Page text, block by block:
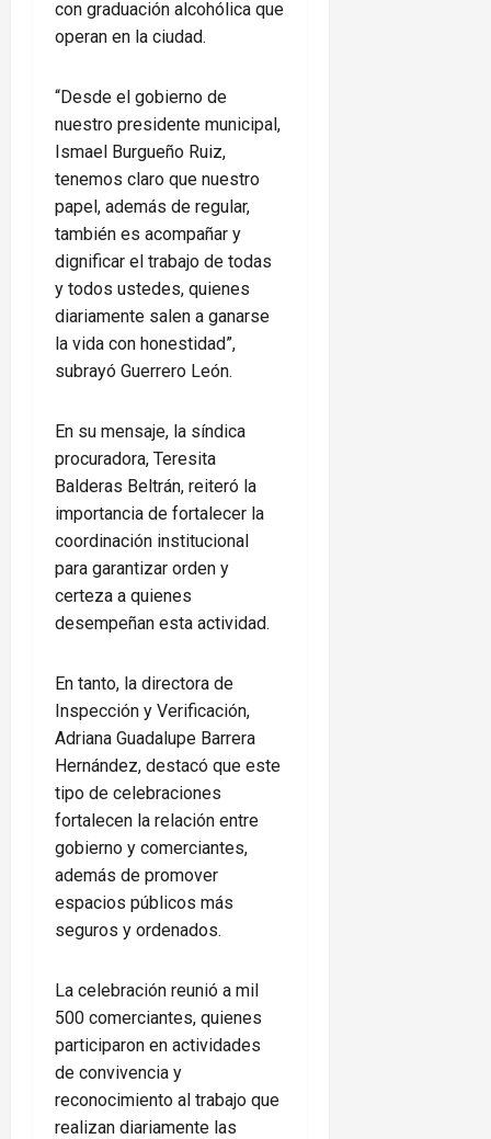
con graduación alcohólica que
operan en la ciudad.
“Desde el gobierno de
nuestro presidente municipal,
Ismael Burgueño Ruiz,
tenemos claro que nuestro
papel, además de regular,
también es acompañar y
dignificar el trabajo de todas
y todos ustedes, quienes
diariamente salen a ganarse
la vida con honestidad”,
subrayó Guerrero León.
En su mensaje, la síndica
procuradora, Teresita
Balderas Beltrán, reiteró la
importancia de fortalecer la
coordinación institucional
para garantizar orden y
certeza a quienes
desempeñan esta actividad.
En tanto, la directora de
Inspección y Verificación,
Adriana Guadalupe Barrera
Hernández, destacó que este
tipo de celebraciones
fortalecen la relación entre
gobierno y comerciantes,
además de promover
espacios públicos más
seguros y ordenados.
La celebración reunió a mil
500 comerciantes, quienes
participaron en actividades
de convivencia y
reconocimiento al trabajo que
realizan diariamente las